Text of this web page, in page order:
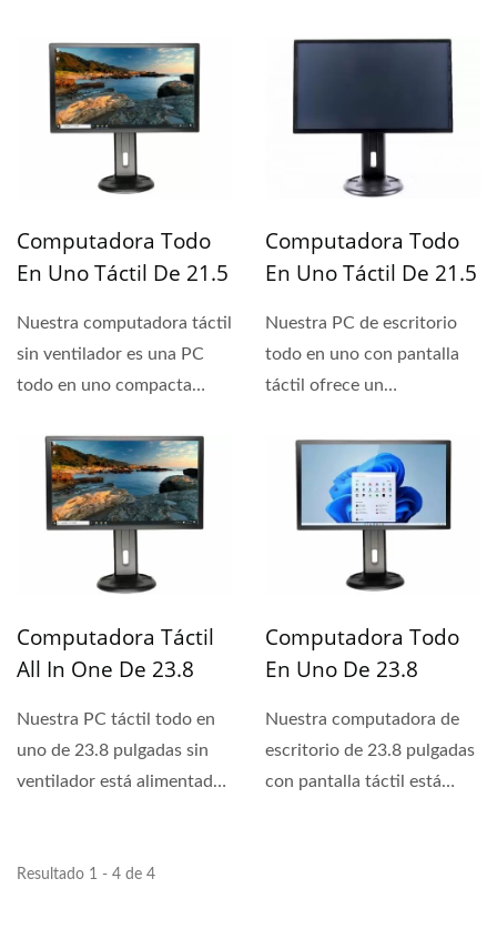
Computadora Todo
En Uno Táctil De 21.5
Ventilador
Nuestra computadora táctil
sin ventilador es una PC
todo en uno compacta
pantalla...
Computadora Todo
En Uno Táctil De 21.5
Nuestra PC de escritorio
todo en uno con pantalla
táctil ofrece un
Computadora Táctil
All In One De 23.8
Ventilador
Nuestra PC táctil todo en
uno de 23.8 pulgadas sin
ventilador está alimentada
Computadora Todo
En Uno De 23.8
Pantalla Táctil Core I
Nuestra computadora de
escritorio de 23.8 pulgadas
con pantalla táctil está
Resultado 1 - 4 de 4